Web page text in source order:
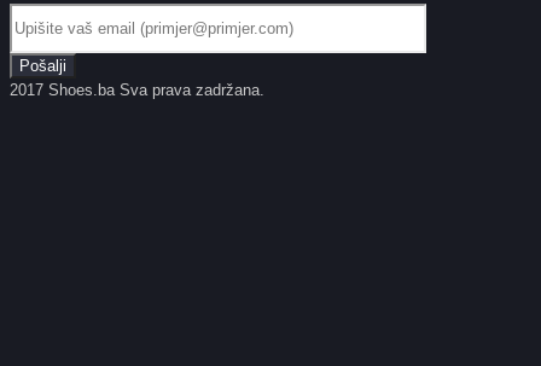
2017 Shoes.ba Sva prava zadržana.